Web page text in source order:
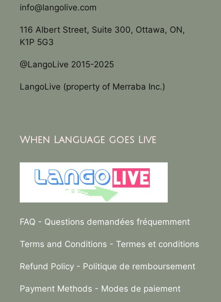
info@langolive.com
116 Albert Street, Suite 300, Ottawa, ON,
K1P 5G3
@LangoLive 2015-2025
LangoLive (property of Merraba Inc.)
When Language goes Live
FAQ - Questions demandées fréquemment
Terms and Conditions - Termes et conditions
Refund Policy - Politique de remboursement
Payment Methods - Modes de paiement